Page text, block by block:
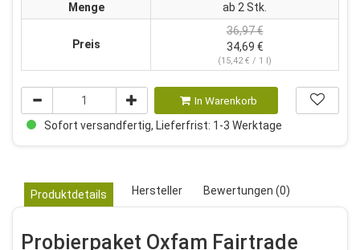
Menge ab 2 Stk.
Preis
36,97 €
34,69 €
(15,42 € / 1 l)
In Warenkorb
Sofort versandfertig, Lieferfrist: 1-3 Werktage
Produktdetails Hersteller Bewertungen (0)
Probierpaket Oxfam Fairtrade